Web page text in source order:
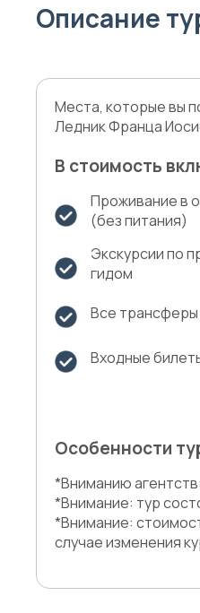
Описание
Места, которые вы
Ледник Франца
В стоимость
Проживание в
(без питания)
Экскурсии по
гидом
Все
Входные
Особенности
*Вниманию
*Внимание: тур
*Внимание:
случае изменения